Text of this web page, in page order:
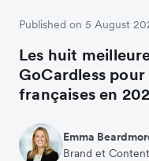
Published on 5 August
Les huit
GoCardless
françaises en
Emma
Brand et